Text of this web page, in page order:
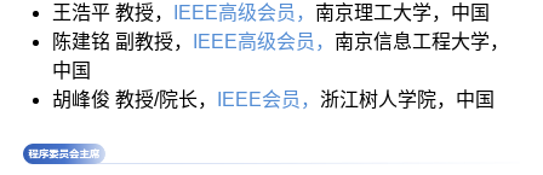
王浩平 教授，
IEEE高级会员， 南京理工大学，中国
陈建铭 副教授，
IEEE高级会员， 南京信息工程大学，
中国
胡峰俊 教授/院长，
IEEE会员， 浙江树人学院，中国